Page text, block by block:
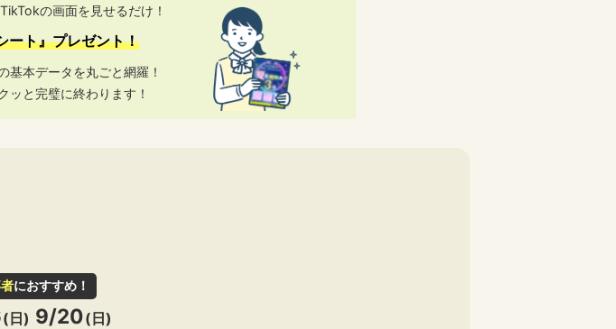
の画面を見せるだけ！
ート』プレゼント！
基本データを丸ごと網羅！
ッと完璧に終わります！
におすすめ！
(日) 9/20(日)